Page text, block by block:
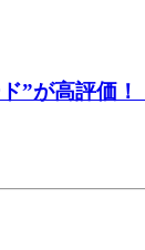
”が高評価